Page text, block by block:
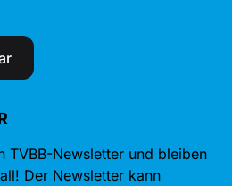
TVBB-Newsletter und bleiben
Der Newsletter kann